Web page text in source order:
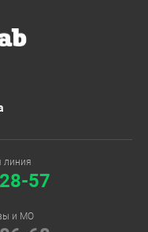
линия
57
и МО